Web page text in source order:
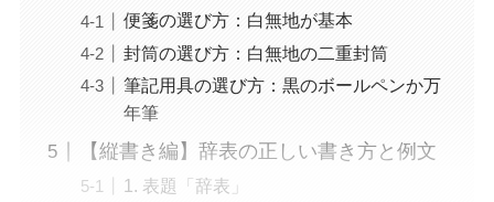
便箋の選び方：白無地が基本
封筒の選び方：白無地の二重封筒
筆記用具の選び方：黒のボールペンか万
年筆
【縦書き編】辞表の正しい書き方と例文
1. 表題「辞表」